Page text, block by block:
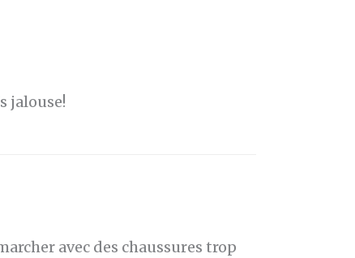
jalouse!
avec des chaussures trop